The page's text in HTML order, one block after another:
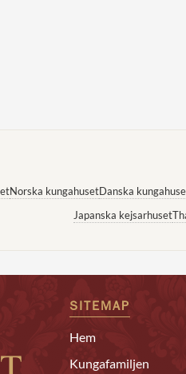
Norska kungahusetDanska
Japanska kejsarhuset
SITEMAP
Hem
Kungafamiljen